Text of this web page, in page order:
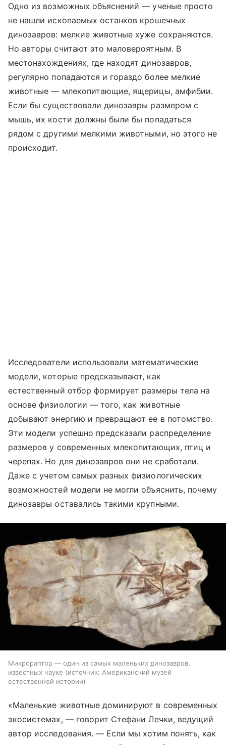
Одно из возможных объяснений — ученые просто
не нашли ископаемых останков крошечных
динозавров: мелкие животные хуже сохраняются.
Но авторы считают это маловероятным. В
местонахождениях, где находят динозавров,
регулярно попадаются и гораздо более мелкие
животные — млекопитающие, ящерицы, амфибии.
Если бы существовали динозавры размером с
мышь, их кости должны были бы попадаться
рядом с другими мелкими животными, но этого не
происходит.
Исследователи использовали математические
модели, которые предсказывают, как
естественный отбор формирует размеры тела на
основе физиологии — того, как животные
добывают энергию и превращают ее в потомство.
Эти модели успешно предсказали распределение
размеров у современных млекопитающих, птиц и
черепах. Но для динозавров они не сработали.
Даже с учетом самых разных физиологических
возможностей модели не могли объяснить, почему
динозавры оставались такими крупными.
Микрораптор — один из самых маленьких динозавров,
известных науке
источник: Американский музей
естественной истории
«Маленькие животные доминируют в современных
экосистемах, — говорит Стефани Лечки, ведущий
автор исследования. — Если мы хотим понять, как